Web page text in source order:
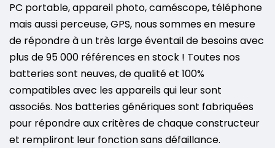
PC portable, appareil photo, caméscope, téléphone
mais aussi perceuse, GPS, nous sommes en mesure
de répondre à un très large éventail de besoins avec
plus de 95 000 références en stock ! Toutes nos
batteries sont neuves, de qualité et 100%
compatibles avec les appareils qui leur sont
associés. Nos batteries génériques sont fabriquées
pour répondre aux critères de chaque constructeur
et rempliront leur fonction sans défaillance.